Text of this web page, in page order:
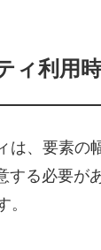
ィ利用
は、要素の
する必要が
。